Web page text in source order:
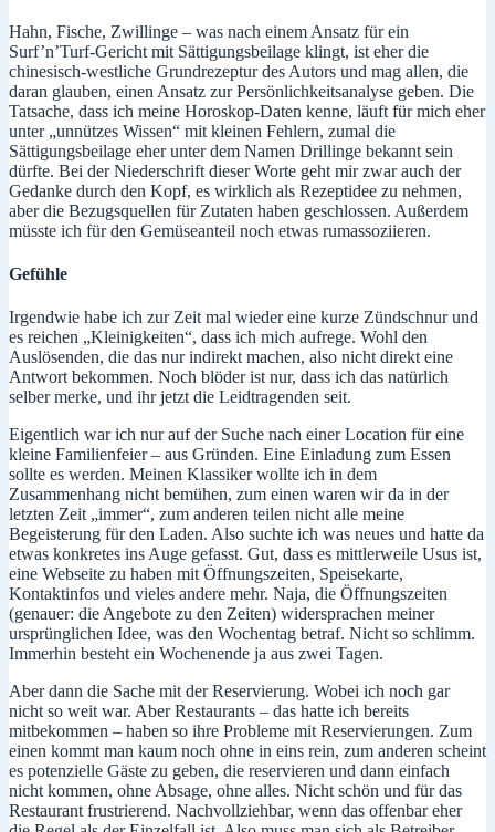
Hahn, Fische, Zwillinge – was nach einem Ansatz für ein
Surf’n’Turf-Gericht mit Sättigungsbeilage klingt, ist eher die
chinesisch-westliche Grundrezeptur des Autors und mag allen, die
daran glauben, einen Ansatz zur Persönlichkeitsanalyse geben. Die
Tatsache, dass ich meine Horoskop-Daten kenne, läuft für mich eher
unter „unnützes Wissen“ mit kleinen Fehlern, zumal die
Sättigungsbeilage eher unter dem Namen Drillinge bekannt sein
dürfte. Bei der Niederschrift dieser Worte geht mir zwar auch der
Gedanke durch den Kopf, es wirklich als Rezeptidee zu nehmen,
aber die Bezugsquellen für Zutaten haben geschlossen. Außerdem
müsste ich für den Gemüseanteil noch etwas rumassoziieren.
Gefühle
Irgendwie habe ich zur Zeit mal wieder eine kurze Zündschnur und
es reichen „Kleinigkeiten“, dass ich mich aufrege. Wohl den
Auslösenden, die das nur indirekt machen, also nicht direkt eine
Antwort bekommen. Noch blöder ist nur, dass ich das natürlich
selber merke, und ihr jetzt die Leidtragenden seit.
Eigentlich war ich nur auf der Suche nach einer Location für eine
kleine Familienfeier – aus Gründen. Eine Einladung zum Essen
sollte es werden. Meinen Klassiker wollte ich in dem
Zusammenhang nicht bemühen, zum einen waren wir da in der
letzten Zeit „immer“, zum anderen teilen nicht alle meine
Begeisterung für den Laden. Also suchte ich was neues und hatte da
etwas konkretes ins Auge gefasst. Gut, dass es mittlerweile Usus ist,
eine Webseite zu haben mit Öffnungszeiten, Speisekarte,
Kontaktinfos und vieles andere mehr. Naja, die Öffnungszeiten
(genauer: die Angebote zu den Zeiten) widersprachen meiner
ursprünglichen Idee, was den Wochentag betraf. Nicht so schlimm.
Immerhin besteht ein Wochenende ja aus zwei Tagen.
Aber dann die Sache mit der Reservierung. Wobei ich noch gar
nicht so weit war. Aber Restaurants – das hatte ich bereits
mitbekommen – haben so ihre Probleme mit Reservierungen. Zum
einen kommt man kaum noch ohne in eins rein, zum anderen scheint
es potenzielle Gäste zu geben, die reservieren und dann einfach
nicht kommen, ohne Absage, ohne alles. Nicht schön und für das
Restaurant frustrierend. Nachvollziehbar, wenn das offenbar eher